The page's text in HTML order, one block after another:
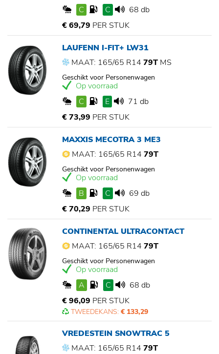
C
C
68 db
€ 69,79 PER STUK
LAUFENN I-FIT+ LW31
MAAT: 165/65 R14 79T MS
Geschikt voor Personenwagen
Op voorraad
C
E
71 db
€ 73,99 PER STUK
MAXXIS MECOTRA 3 ME3
MAAT: 165/65 R14 79T
Geschikt voor Personenwagen
Op voorraad
B
C
69 db
€ 70,29 PER STUK
CONTINENTAL ULTRACONTACT
MAAT: 165/65 R14 79T
Geschikt voor Personenwagen
Op voorraad
A
C
68 db
€ 96,09 PER STUK
TWEEDEKANS: € 133,29
VREDESTEIN SNOWTRAC 5
MAAT: 165/65 R14 79T